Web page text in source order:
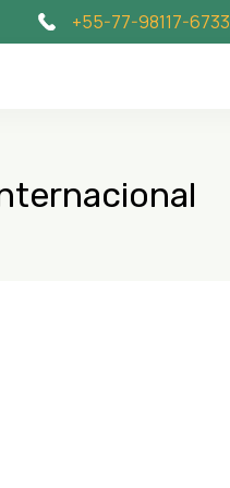
+55-77-98117-6733